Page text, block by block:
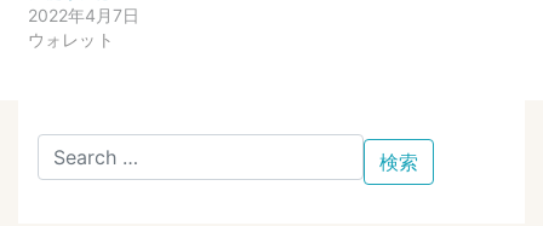
2022年4月7日
ウォレット